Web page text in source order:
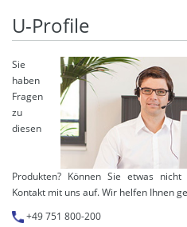
U-Profile
Sie
haben
Fragen
zu
diesen
Produkten? Können Sie etwas
Kontakt mit uns auf. Wir helfen Ihnen
+49 751 800-200